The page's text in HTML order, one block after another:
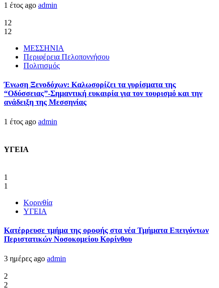
1 έτος ago admin
12
12
ΜΕΣΣΗΝΙΑ
Περιφέρεια Πελοποννήσου
Πολιτισμός
Ένωση Ξενοδόχων: Καλωσορίζει τα γυρίσματα της
“Οδύσσειας”-Σημαντική ευκαιρία για τον τουρισμό και την
ανάδειξη της Μεσσηνίας
1 έτος ago admin
ΥΓΕΙΑ
1
1
Κορινθία
ΥΓΕΙΑ
Kατέρρευσε τμήμα της οροφής στα νέα Τμήματα Επειγόντων
Περιστατικών Νοσοκομείου Κορίνθου
3 ημέρες ago admin
2
2